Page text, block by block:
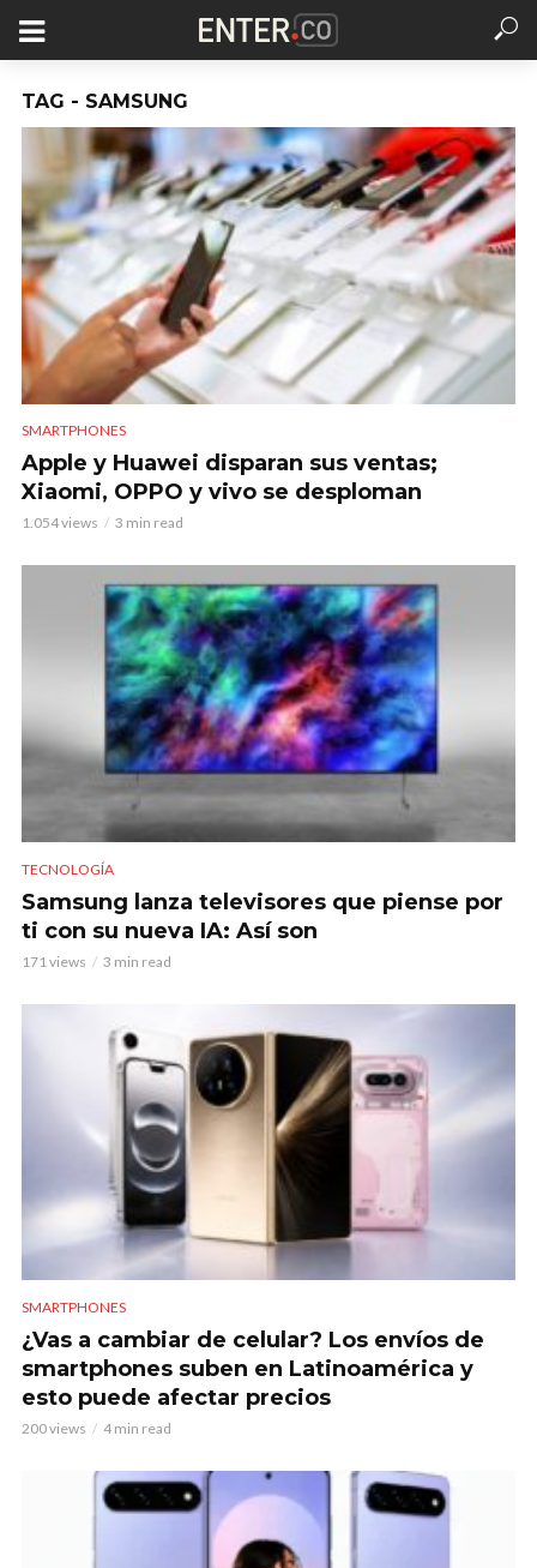
TAG - SAMSUNG
SMARTPHONES
Apple y Huawei disparan sus ventas;
Xiaomi, OPPO y vivo se desploman
1.054 views 3 min read
TECNOLOGÍA
Samsung lanza televisores que piense por
ti con su nueva IA: Así son
171 views 3 min read
SMARTPHONES
¿Vas a cambiar de celular? Los envíos de
smartphones suben en Latinoamérica y
esto puede afectar precios
200 views 4 min read